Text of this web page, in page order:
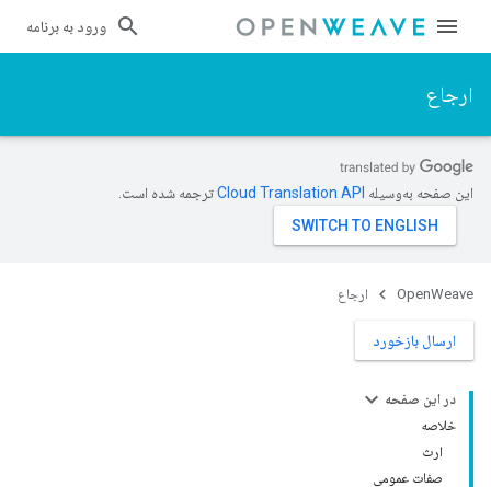
ورود به برنامه
ارجاع
این صفحه به‌وسیله ترجمه شده است.
OpenWeave ارجاع
ارسال بازخورد
در این صفحه
خلاصه
ارث
صفات عمومی